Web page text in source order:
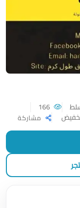
مشاركة